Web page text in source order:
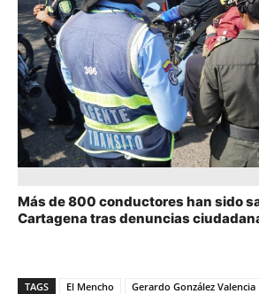
Más de 800 conductores han sido
Cartagena tras denuncias
TAGS El Mencho
Gerardo González Valencia